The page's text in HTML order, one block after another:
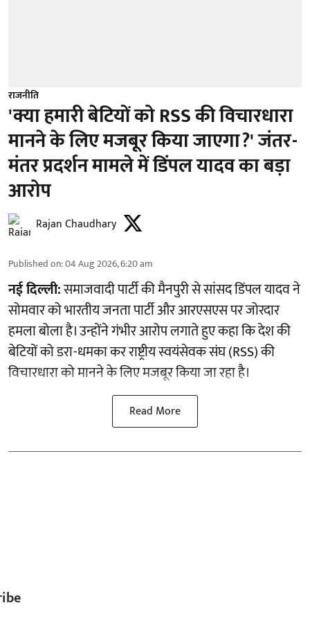
राजनीति
'क्या हमारी बेटियों को RSS की विचारधारा
मानने के लिए मजबूर किया जाएगा?' जंतर-
मंतर प्रदर्शन मामले में डिंपल यादव का बड़ा
आरोप
Rajan Chaudhary
Published on:04 Aug 2026, 6:20 am
नई दिल्ली:समाजवादी पार्टी की मैनपुरी से सांसद डिंपल यादव ने
सोमवार को भारतीय जनता पार्टी और आरएसएस पर जोरदार
हमला बोला है। उन्होंने गंभीर आरोप लगाते हुए कहा कि देश की
बेटियों को डरा-धमका कर राष्ट्रीय स्वयंसेवक संघ (RSS) की
विचारधारा को मानने के लिए मजबूर किया जा रहा है।
Read More